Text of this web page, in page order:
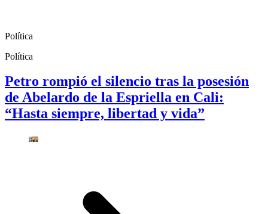
Política
Política
Petro rompió el silencio tras la posesión
de Abelardo de la Espriella en Cali:
“Hasta siempre, libertad y vida”